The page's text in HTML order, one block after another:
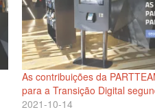
As contribuições da
para a Transição Digital
2021-10-14